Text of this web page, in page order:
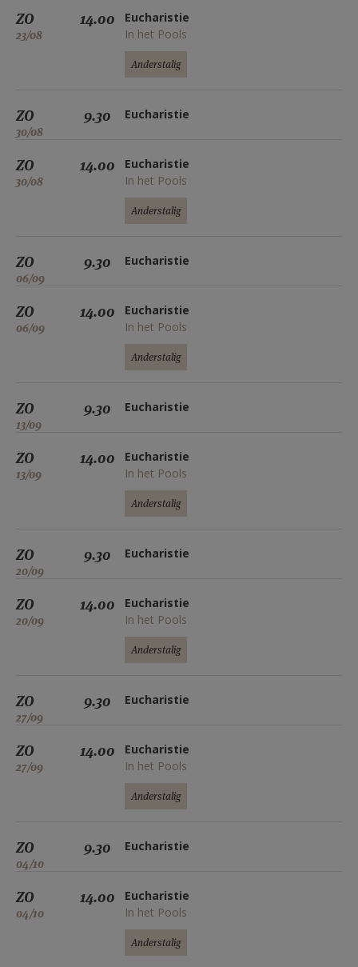
ZO
23/08
14.00
Eucharistie
In het Pools
Anderstalig
ZO
30/08
9.30 Eucharistie
ZO
30/08
14.00
Eucharistie
In het Pools
Anderstalig
ZO
06/09
9.30 Eucharistie
ZO
06/09
14.00
Eucharistie
In het Pools
Anderstalig
ZO
13/09
9.30 Eucharistie
ZO
13/09
14.00
Eucharistie
In het Pools
Anderstalig
ZO
20/09
9.30 Eucharistie
ZO
20/09
14.00
Eucharistie
In het Pools
Anderstalig
ZO
27/09
9.30 Eucharistie
ZO
27/09
14.00
Eucharistie
In het Pools
Anderstalig
ZO
04/10
9.30 Eucharistie
ZO
04/10
14.00
Eucharistie
In het Pools
Anderstalig